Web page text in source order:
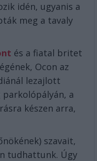
idén, ugyanis a
meg a tavaly
és a fiatal britet
Ocon az
lezajlott
a
készen arra,
szavait,
tudhattunk. Úgy